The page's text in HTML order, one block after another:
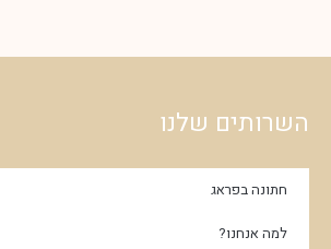
השרותים שלנו
חתונה בפראג
למה אנחנו?